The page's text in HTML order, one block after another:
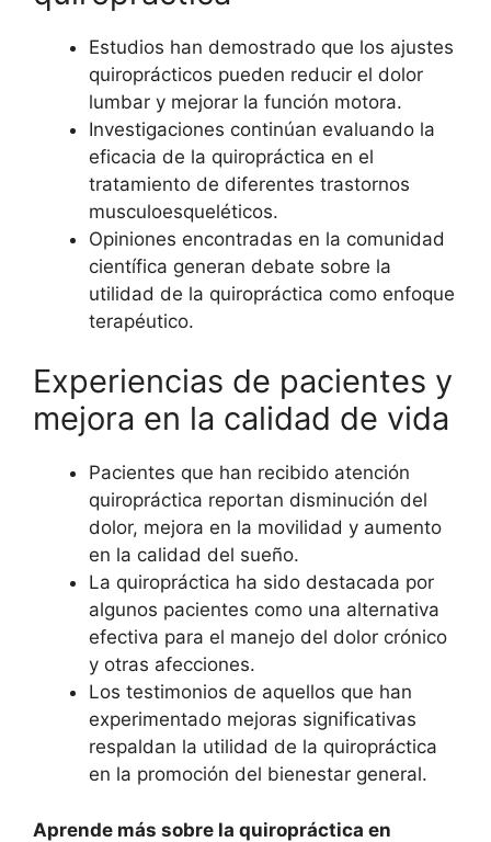
Estudios han demostrado que los ajustes
quiroprácticos pueden reducir el dolor
lumbar y mejorar la función motora.
Investigaciones continúan evaluando la
eficacia de la quiropráctica en el
tratamiento de diferentes trastornos
musculoesqueléticos.
Opiniones encontradas en la comunidad
científica generan debate sobre la
utilidad de la quiropráctica como enfoque
terapéutico.
Experiencias de pacientes y
mejora en la calidad de vida
Pacientes que han recibido atención
quiropráctica reportan disminución del
dolor, mejora en la movilidad y aumento
en la calidad del sueño.
La quiropráctica ha sido destacada por
algunos pacientes como una alternativa
efectiva para el manejo del dolor crónico
y otras afecciones.
Los testimonios de aquellos que han
experimentado mejoras significativas
respaldan la utilidad de la quiropráctica
en la promoción del bienestar general.
Aprende más sobre la quiropráctica en